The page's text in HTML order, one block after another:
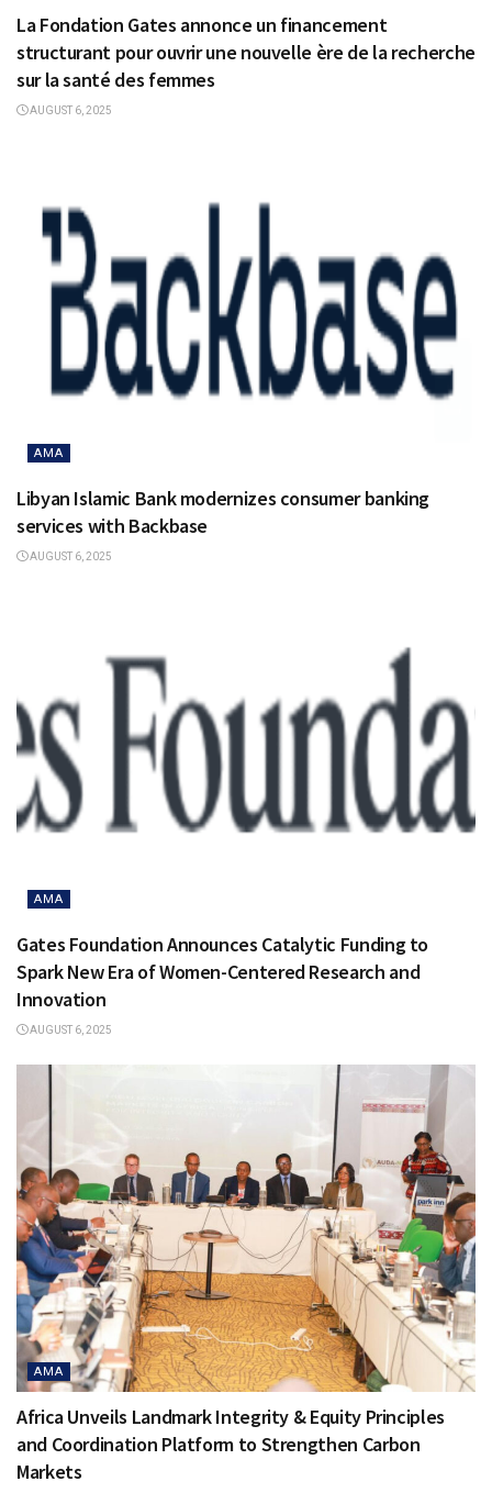
La Fondation Gates annonce un financement
structurant pour ouvrir une nouvelle ère de la recherche
sur la santé des femmes
AUGUST 6, 2025
AMA
Libyan Islamic Bank modernizes consumer banking
services with Backbase
AUGUST 6, 2025
AMA
Gates Foundation Announces Catalytic Funding to
Spark New Era of Women-Centered Research and
Innovation
AUGUST 6, 2025
AMA
Africa Unveils Landmark Integrity & Equity Principles
and Coordination Platform to Strengthen Carbon
Markets